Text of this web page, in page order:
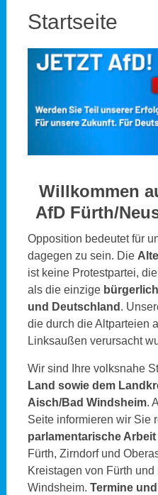
Startseite
Willkommen
AfD Fürth/
Opposition bedeutet für
dagegen zu sein. Die
ist keine Protestpartei,
als die einzige
und Deutschland .
die durch die Altparteien
Linksaußen verursacht
Wir sind Ihre volksnahe
Land sowie dem
Aisch/Bad Windsheim.
Seite informieren wir Sie
parlamentarische Arbeit
Fürth, Zirndorf und
Kreistagen von Fürth
Windsheim. Termine